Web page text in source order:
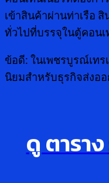
เข้าสินค้าผ่านท่าเรือ
ทั่วไปที่บรรจุในตู้คอนเ
ข้อดี: ในเพชรบูรณ์เทร
นิยมสำหรับธุรกิจส่งอ
ดู ตารา